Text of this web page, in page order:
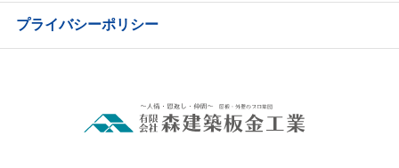
プライバシーポリシー